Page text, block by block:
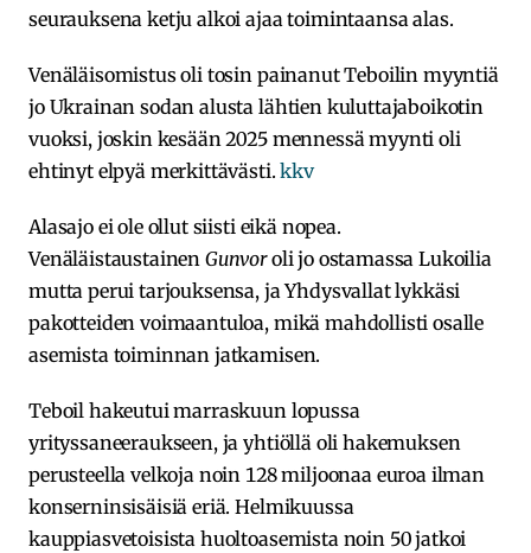
seurauksena ketju alkoi ajaa toimintaansa alas.
Venäläisomistus oli tosin painanut Teboilin myyntiä
jo Ukrainan sodan alusta lähtien kuluttajaboikotin
vuoksi, joskin kesään 2025 mennessä myynti oli
ehtinyt elpyä merkittävästi.kkv
Alasajo ei ole ollut siisti eikä nopea.
Venäläistaustainen Gunvoroli jo ostamassa Lukoilia
mutta perui tarjouksensa, ja Yhdysvallat lykkäsi
pakotteiden voimaantuloa, mikä mahdollisti osalle
asemista toiminnan jatkamisen.
Teboil hakeutui marraskuun lopussa
yrityssaneeraukseen, ja yhtiöllä oli hakemuksen
perusteella velkoja noin 128 miljoonaa euroa ilman
konserninsisäisiä eriä. Helmikuussa
kauppiasvetoisista huoltoasemista noin 50 jatkoi